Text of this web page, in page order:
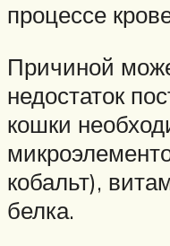
процессе
Причиной
недостаток
кошки
кобальт),
белка.